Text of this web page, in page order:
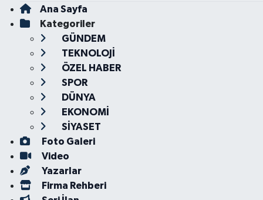
Ana Sayfa
Kategoriler
GÜNDEM
TEKNOLOJİ
ÖZEL HABER
SPOR
DÜNYA
EKONOMİ
SİYASET
Foto Galeri
Video
Yazarlar
Firma Rehberi